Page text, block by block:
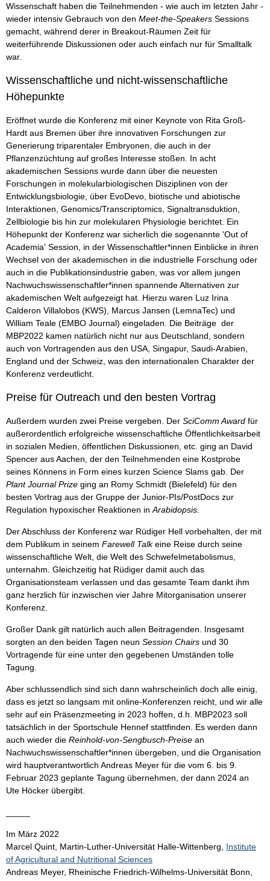
Wissenschaft haben die Teilnehmenden - wie auch im letzten Jahr -
wieder intensiv Gebrauch von den Meet-the-Speakers Sessions
gemacht, während derer in Breakout-Räumen Zeit für
weiterführende Diskussionen oder auch einfach nur für Smalltalk
war.
Wissenschaftliche und nicht-wissenschaftliche
Höhepunkte
Eröffnet wurde die Konferenz mit einer Keynote von Rita Groß-
Hardt aus Bremen über ihre innovativen Forschungen zur
Generierung triparentaler Embryonen, die auch in der
Pflanzenzüchtung auf großes Interesse stoßen. In acht
akademischen Sessions wurde dann über die neuesten
Forschungen in molekularbiologischen Disziplinen von der
Entwicklungsbiologie, über EvoDevo, biotische und abiotische
Interaktionen, Genomics/Transcriptomics, Signaltransduktion,
Zellbiologie bis hin zur molekularen Physiologie berichtet. Ein
Höhepunkt der Konferenz war sicherlich die sogenannte 'Out of
Academia' Session, in der Wissenschaftler*innen Einblicke in ihren
Wechsel von der akademischen in die industrielle Forschung oder
auch in die Publikationsindustrie gaben, was vor allem jungen
Nachwuchswissenschaftler*innen spannende Alternativen zur
akademischen Welt aufgezeigt hat. Hierzu waren Luz Irina
Calderon Villalobos (KWS), Marcus Jansen (LemnaTec) und
William Teale (EMBO Journal) eingeladen. Die Beiträge der
MBP2022 kamen natürlich nicht nur aus Deutschland, sondern
auch von Vortragenden aus den USA, Singapur, Saudi-Arabien,
England und der Schweiz, was den internationalen Charakter der
Konferenz verdeutlicht.
Preise für Outreach und den besten Vortrag
Außerdem wurden zwei Preise vergeben. Der SciComm Award für
außerordentlich erfolgreiche wissenschaftliche Öffentlichkeitsarbeit
in sozialen Medien, öffentlichen Diskussionen, etc. ging an David
Spencer aus Aachen, der den Teilnehmenden eine Kostprobe
seines Könnens in Form eines kurzen Science Slams gab. Der
Plant Journal Prize ging an Romy Schmidt (Bielefeld) für den
besten Vortrag aus der Gruppe der Junior-PIs/PostDocs zur
Regulation hypoxischer Reaktionen in Arabidopsis
Der Abschluss der Konferenz war Rüdiger Hell vorbehalten, der mit
dem Publikum in seinem Farewell Talkeine Reise durch seine
wissenschaftliche Welt, die Welt des Schwefelmetabolismus,
unternahm. Gleichzeitig hat Rüdiger damit auch das
Organisationsteam verlassen und das gesamte Team dankt ihm
ganz herzlich für inzwischen vier Jahre Mitorganisation unserer
Konferenz.
Großer Dank gilt natürlich auch allen Beitragenden. Insgesamt
sorgten an den beiden Tagen neun Session Chairs und 30
Vortragende für eine unter den gegebenen Umständen tolle
Tagung.
Aber schlussendlich sind sich dann wahrscheinlich doch alle einig,
dass es jetzt so langsam mit online-Konferenzen reicht, und wir alle
sehr auf ein Präsenzmeeting in 2023 hoffen, d.h. MBP2023 soll
tatsächlich in der Sportschule Hennef stattfinden. Es werden dann
auch wieder die Reinhold-von-Sengbusch-Preise an
Nachwuchswissenschaftler*innen übergeben, und die Organisation
wird hauptverantwortlich Andreas Meyer für die vom 6. bis 9.
Februar 2023 geplante Tagung übernehmen, der dann 2024 an
Ute Höcker übergibt.
Im März 2022
Marcel Quint, Martin-Luther-Universität Halle-Wittenberg, Institute
of Agricultural and Nutritional Sciences
Andreas Meyer, Rheinische Friedrich-Wilhelms-Universität Bonn,